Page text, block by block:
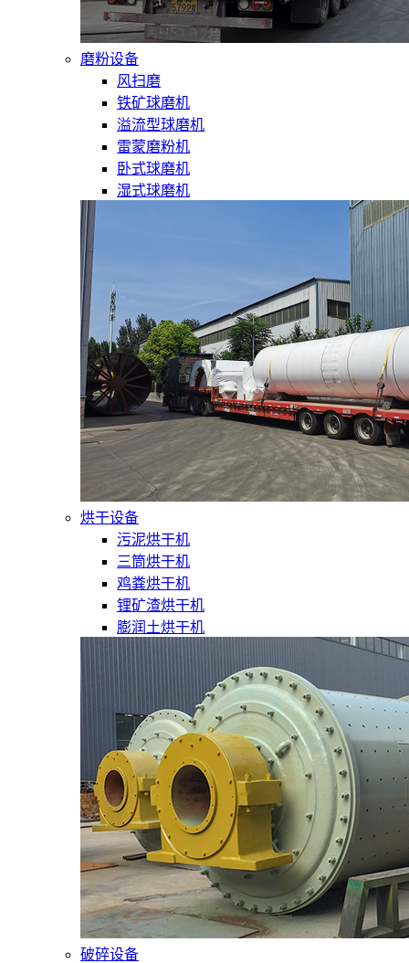
磨粉设备
风扫磨
铁矿球磨机
溢流型球磨机
雷蒙磨粉机
卧式球磨机
湿式球磨机
烘干设备
污泥烘干机
三筒烘干机
鸡粪烘干机
锂矿渣烘干机
膨润土烘干机
破碎设备